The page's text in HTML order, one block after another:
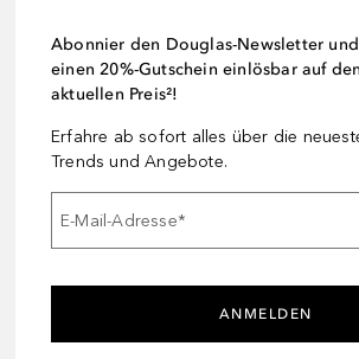
Abonnier den Douglas-Newsletter
einen 20%-Gutschein einlösbar auf
aktuellen Preis²!
Erfahre ab sofort alles über die
Trends und Angebote.
E-Mail-Adresse*
ANMELDEN